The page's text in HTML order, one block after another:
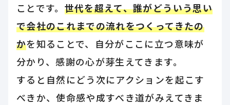
ことです。 世代を超えて、誰がどういう思い
で会社のこれまでの流れをつくってきたの
かを知ることで、自分がここに立つ意味が
分かり、感謝の心が芽生えてきます。
すると自然にどう次にアクションを起こす
べきか、使命感や成すべき道がみえてきま